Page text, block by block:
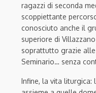
ragazzi di seconda
scoppiettante
conosciuto anche il
superiore di
soprattutto grazie
Seminario… senza
Infine, la vita liturgica: